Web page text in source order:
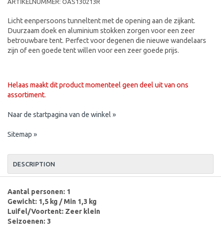
ARTIKELNUMMER: OAS130213R
Licht eenpersoons tunneltent met de opening aan de zijkant.
Duurzaam doek en aluminium stokken zorgen voor een zeer
betrouwbare tent. Perfect voor degenen die nieuwe wandelaars
zijn of een goede tent willen voor een zeer goede prijs.
Helaas maakt dit product momenteel geen deel uit van ons
assortiment.
Naar de startpagina van de winkel »
Sitemap »
DESCRIPTION
Aantal personen: 1
Gewicht: 1,5 kg / Min 1,3 kg
Luifel/Voortent: Zeer klein
Seizoenen: 3